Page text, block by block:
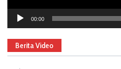
00:00
Berita Video